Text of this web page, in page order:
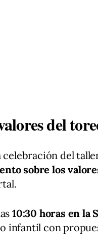
del
del
sobre los
10:30 horas en la
infantil con